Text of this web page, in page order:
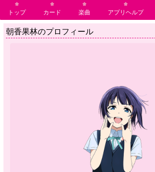
トップ カード 楽曲 アプリヘルプ
朝香果林のプロフィール